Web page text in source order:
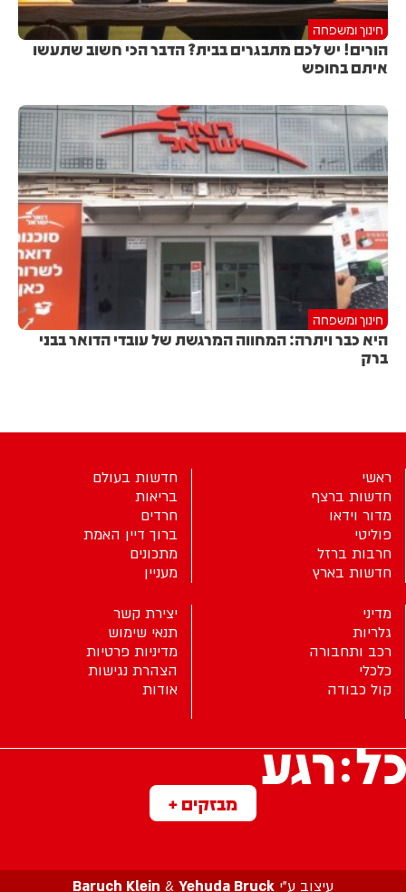
חינוך ומשפחה
הורים! יש לכם מתבגרים בבית? הדבר הכי חשוב שתעשו
איתם בחופש
חינוך ומשפחה
היא כבר ויתרה: המחווה המרגשת של עובדי הדואר בבני
ברק
מבזקים +
ראשי
חדשות ברצף
מדור וידאו
פוליטי
חרבות ברזל
חדשות בארץ
חדשות בעולם
בריאות
חרדים
ברוך דיין האמת
מתכונים
מעניין
מדיני
גלריות
רכב ותחבורה
כלכלי
קול כבודה
יצירת קשר
תנאי שימוש
מדיניות פרטיות
הצהרת נגישות
אודות
עיצוב ע”י Baruch Klein & Yehuda Bruck